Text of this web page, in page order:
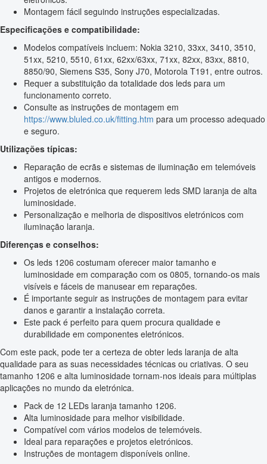
Montagem fácil seguindo instruções especializadas.
Especificações e compatibilidade:
Modelos compatíveis incluem: Nokia 3210, 33xx, 3410, 3510,
51xx, 5210, 5510, 61xx, 62xx/63xx, 71xx, 82xx, 83xx, 8810,
8850/90, Siemens S35, Sony J70, Motorola T191, entre outros.
Requer a substituição da totalidade dos leds para um
funcionamento correto.
Consulte as instruções de montagem em
https://www.bluled.co.uk/fitting.htm para um processo adequado
e seguro.
Utilizações típicas:
Reparação de ecrãs e sistemas de iluminação em telemóveis
antigos e modernos.
Projetos de eletrónica que requerem leds SMD laranja de alta
luminosidade.
Personalização e melhoria de dispositivos eletrónicos com
iluminação laranja.
Diferenças e conselhos:
Os leds 1206 costumam oferecer maior tamanho e
luminosidade em comparação com os 0805, tornando-os mais
visíveis e fáceis de manusear em reparações.
É importante seguir as instruções de montagem para evitar
danos e garantir a instalação correta.
Este pack é perfeito para quem procura qualidade e
durabilidade em componentes eletrónicos.
Com este pack, pode ter a certeza de obter leds laranja de alta
qualidade para as suas necessidades técnicas ou criativas. O seu
tamanho 1206 e alta luminosidade tornam-nos ideais para múltiplas
aplicações no mundo da eletrónica.
Pack de 12 LEDs laranja tamanho 1206.
Alta luminosidade para melhor visibilidade.
Compatível com vários modelos de telemóveis.
Ideal para reparações e projetos eletrónicos.
Instruções de montagem disponíveis online.